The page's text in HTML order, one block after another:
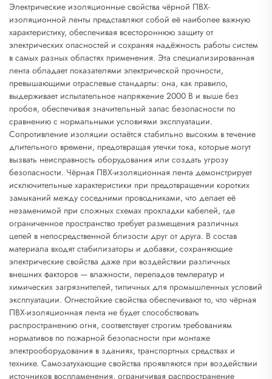
Электрические изоляционные свойства чёрной ПВХ-
изоляционной ленты представляют собой её наиболее важную
характеристику, обеспечивая всестороннюю защиту от
электрических опасностей и сохраняя надёжность работы систем
в самых разных областях применения. Эта специализированная
лента обладает показателями электрической прочности,
превышающими отраслевые стандарты: она, как правило,
выдерживает испытательное напряжение 2000 В и выше без
пробоя, обеспечивая значительный запас безопасности по
сравнению с нормальными условиями эксплуатации.
Сопротивление изоляции остаётся стабильно высоким в течение
длительного времени, предотвращая утечки тока, которые могут
вызвать неисправность оборудования или создать угрозу
безопасности. Чёрная ПВХ-изоляционная лента демонстрирует
исключительные характеристики при предотвращении коротких
замыканий между соседними проводниками, что делает её
незаменимой при сложных схемах прокладки кабелей, где
ограниченное пространство требует размещения различных
цепей в непосредственной близости друг от друга. В состав
материала входят стабилизаторы и добавки, сохраняющие
электрические свойства даже при воздействии различных
внешних факторов — влажности, перепадов температур и
химических загрязнителей, типичных для промышленных условий
эксплуатации. Огнестойкие свойства обеспечивают то, что чёрная
ПВХ-изоляционная лента не будет способствовать
распространению огня, соответствует строгим требованиям
нормативов по пожарной безопасности при монтаже
электрооборудования в зданиях, транспортных средствах и
технике. Самозатухающие свойства проявляются при воздействии
источников воспламенения, ограничивая распространение